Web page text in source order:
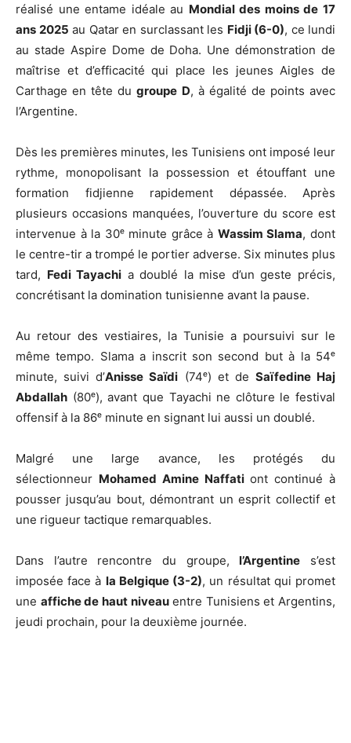
réalisé une entame idéale au Mondial des moins de 17
ans 2025 au Qatar en surclassant les Fidji (6-0), ce lundi
au stade Aspire Dome de Doha. Une démonstration de
maîtrise et d’efficacité qui place les jeunes Aigles de
Carthage en tête dugroupe D, à égalité de points avec
l’Argentine.
Dès les premières minutes, les Tunisiens ont imposé leur
rythme, monopolisant la possession et étouffant une
formation fidjienne rapidement dépassée. Après
plusieurs occasions manquées, l’ouverture du score est
intervenue à la 30ᵉ minute grâce à Wassim Slama, dont
le centre-tir a trompé le portier adverse. Six minutes plus
tard, Fedi Tayachi a doublé la mise d’un geste précis,
concrétisant la domination tunisienne avant la pause.
Au retour des vestiaires, la Tunisie a poursuivi sur le
même tempo. Slama a inscrit son second but à la 54ᵉ
minute, suivi d’Anisse Saïdi (74ᵉ) et de Saïfedine Haj
Abdallah (80ᵉ), avant que Tayachi ne clôture le festival
offensif à la 86ᵉ minute en signant lui aussi un doublé.
Malgré une large avance, les protégés du
sélectionneur Mohamed Amine Naffationt continué à
pousser jusqu’au bout, démontrant un esprit collectif et
une rigueur tactique remarquables.
Dans l’autre rencontre du groupe,l’Argentine s’est
imposée face à la Belgique (3-2), un résultat qui promet
une affiche de haut niveauentre Tunisiens et Argentins,
jeudi prochain, pour la deuxième journée.